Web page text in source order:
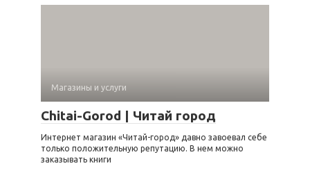
Магазины и услуги
Chitai-Gorod | Читай город
Интернет магазин «Читай-город» давно завоевал себе
только положительную репутацию. В нем можно
заказывать книги